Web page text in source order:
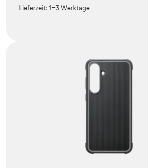
Lieferzeit:1-3 Werktage